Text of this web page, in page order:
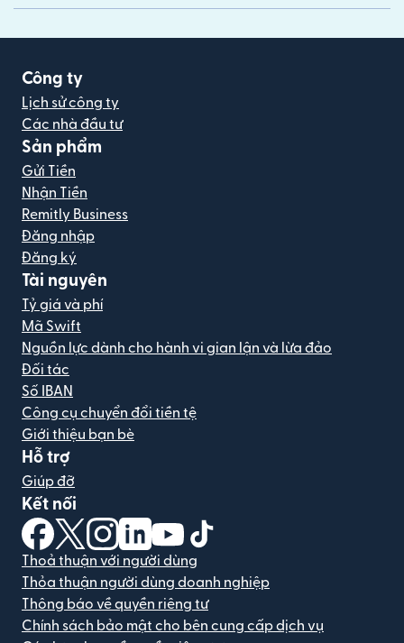
Công ty
Lịch sử công ty
Các nhà đầu tư
Sản phẩm
Gửi Tiền
Nhận Tiền
Remitly Business
Đăng nhập
Đăng ký
Tài nguyên
Tỷ giá và phí
Mã Swift
Nguồn lực dành cho hành vi gian lận và lừa đảo
Đối tác
Số IBAN
Công cụ chuyển đổi tiền tệ
Giới thiệu bạn bè
Hỗ trợ
Giúp đỡ
Kết nối
(mở trong cửa sổ mới)
(mở trong cửa sổ mới)
(mở trong cửa sổ mới)
(mở trong cửa sổ mới)
(mở trong cửa sổ mới)
Thoả thuận với người dùng
Thỏa thuận người dùng doanh nghiệp
Thông báo về quyền riêng tư
Chính sách bảo mật cho bên cung cấp dịch vụ